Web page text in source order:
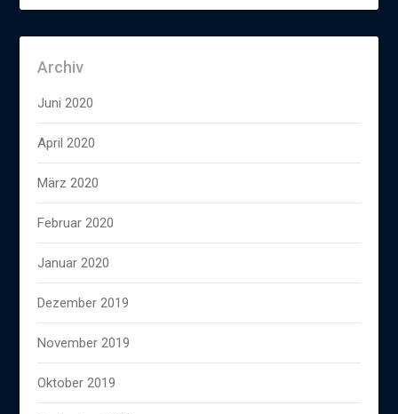
Archiv
Juni 2020
April 2020
März 2020
Februar 2020
Januar 2020
Dezember 2019
November 2019
Oktober 2019